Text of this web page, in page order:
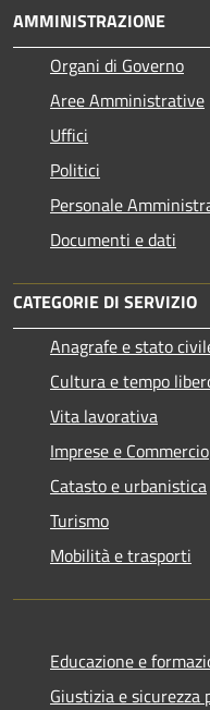
AMMINISTRAZIONE
Organi di Governo
Aree Amministrative
Uffici
Politici
Personale
Documenti e dati
CATEGORIE DI SERVIZIO
Anagrafe e stato
Cultura e tempo
Vita lavorativa
Imprese e Commercio
Catasto e urbanistica
Turismo
Mobilità e trasporti
Educazione e
Giustizia e sicurezza